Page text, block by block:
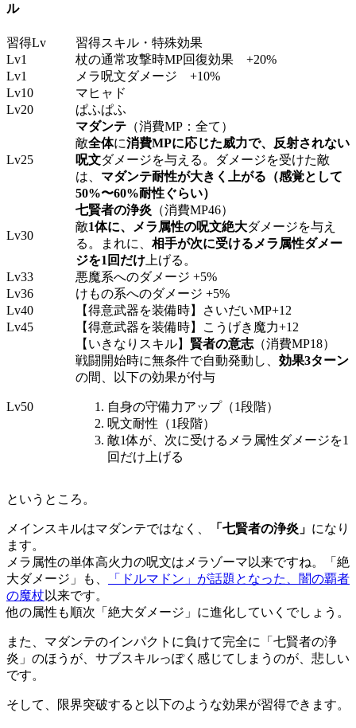
ル
習得Lv
習得スキル・特殊効果
Lv1
杖の通常攻撃時MP回復効果 +20%
Lv1
メラ呪文ダメージ +10%
Lv10
マヒャド
Lv20
ぱふぱふ
Lv25
マダンテ （消費MP：全て）
敵全体に消費MPに応じた威力で、反射されない
呪文ダメージを与える。ダメージを受けた敵
は、 マダンテ耐性が大きく上がる（感覚として
50%〜60%耐性ぐらい）
Lv30
七賢者の浄炎 （消費MP46）
敵1体に、メラ属性の呪文絶大ダメージを与え
る。まれに、 相手が次に受けるメラ属性ダメー
ジを1回だけ 上げる。
Lv33
悪魔系へのダメージ +5%
Lv36
けもの系へのダメージ +5%
Lv40
【得意武器を装備時】さいだいMP+12
Lv45
【得意武器を装備時】こうげき魔力+12
Lv50
【いきなりスキル】 賢者の意志 （消費MP18）
戦闘開始時に無条件で自動発動し、 効果3ターン
の間、以下の効果が付与
自身の守備力アップ（1段階）
呪文耐性（1段階）
敵1体が、次に受けるメラ属性ダメージを1
回だけ上げる
というところ。
メインスキルはマダンテではなく、 「七賢者の浄炎」 になり
ます。
メラ属性の単体高火力の呪文はメラゾーマ以来ですね。「絶
大ダメージ」も、
「ドルマドン」が話題となった、闇の覇者
の魔杖 以来です。
他の属性も順次「絶大ダメージ」に進化していくでしょう。
また、マダンテのインパクトに負けて完全に「七賢者の浄
炎」のほうが、サブスキルっぽく感じてしまうのが、悲しい
です。
そして、限界突破すると以下のような効果が習得できます。